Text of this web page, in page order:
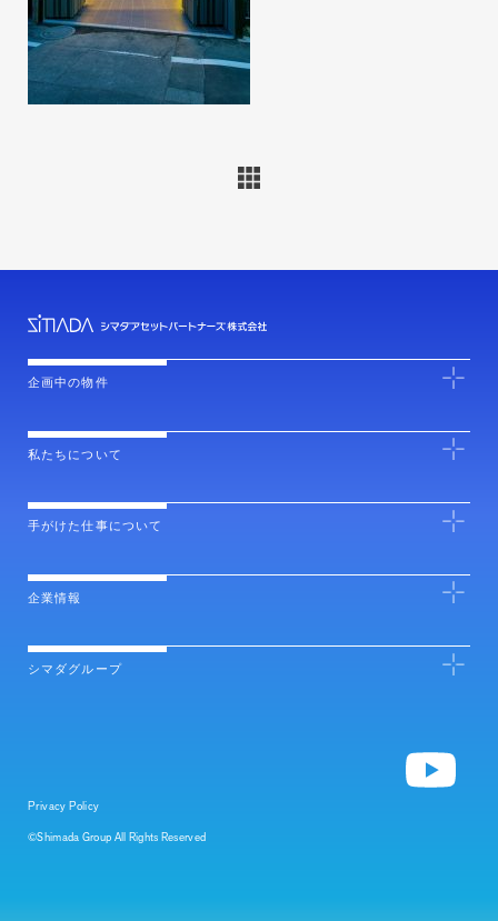
企画中の物件
私たちについて
手がけた仕事について
企業情報
シマダグループ
Privacy Policy
©Shimada Group All Rights Reserved